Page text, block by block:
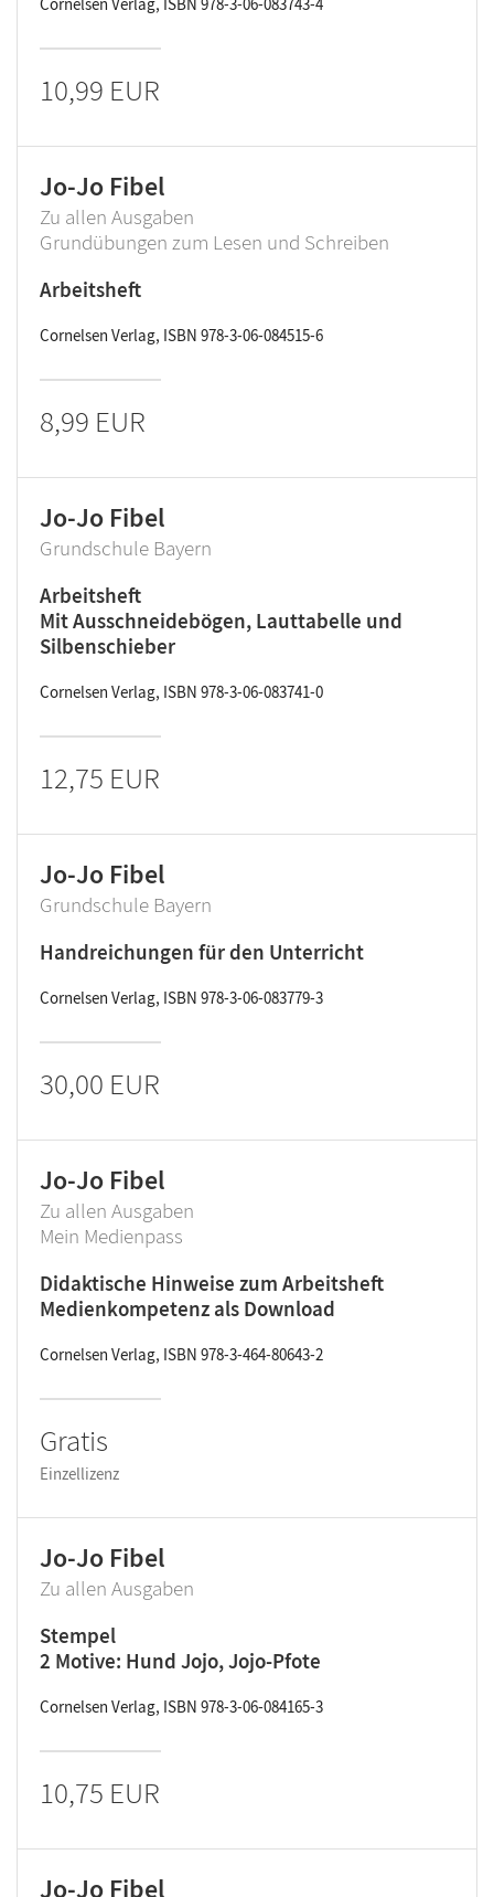
10,99 EUR
Jo-Jo Fibel
Zu allen Ausgaben
Grundübungen zum Lesen und Schreiben
Arbeitsheft
Cornelsen Verlag, ISBN 978-3-06-084515-6
8,99 EUR
Jo-Jo Fibel
Grundschule Bayern
Arbeitsheft
Mit Ausschneidebögen, Lauttabelle und
Silbenschieber
Cornelsen Verlag, ISBN 978-3-06-083741-0
12,75 EUR
Jo-Jo Fibel
Grundschule Bayern
Handreichungen für den Unterricht
Cornelsen Verlag, ISBN 978-3-06-083779-3
30,00 EUR
Jo-Jo Fibel
Zu allen Ausgaben
Mein Medienpass
Didaktische Hinweise zum Arbeitsheft
Medienkompetenz als Download
Cornelsen Verlag, ISBN 978-3-464-80643-2
Gratis
Einzellizenz
Jo-Jo Fibel
Zu allen Ausgaben
Stempel
2 Motive: Hund Jojo, Jojo-Pfote
Cornelsen Verlag, ISBN 978-3-06-084165-3
10,75 EUR
Jo-Jo Fibel